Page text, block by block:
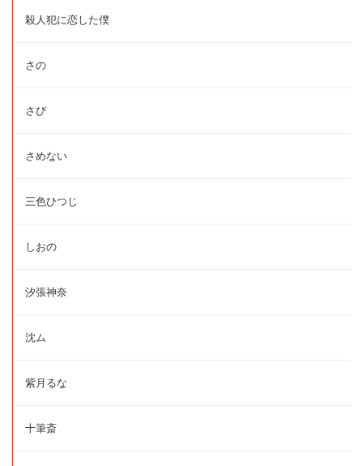
殺人犯に恋した僕
さの
さび
さめない
三色ひつじ
しおの
汐張神奈
沈ム
紫月るな
十筆斎